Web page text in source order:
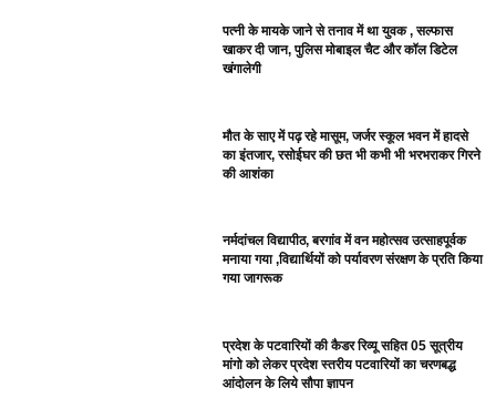
पत्नी के मायके जाने से तनाव में था युवक , सल्फास
खाकर दी जान, पुलिस मोबाइल चैट और कॉल डिटेल
खंगालेगी
मौत के साए में पढ़ रहे मासूम, जर्जर स्कूल भवन में हादसे
का इंतजार, रसोईघर की छत भी कभी भी भरभराकर गिरने
की आशंका
नर्मदांचल विद्यापीठ, बरगांव में वन महोत्सव उत्साहपूर्वक
मनाया गया ,विद्यार्थियों को पर्यावरण संरक्षण के प्रति किया
गया जागरूक
प्रदेश के पटवारियों की कैडर रिव्यू सहित 05 सूत्रीय
मांगो को लेकर प्रदेश स्तरीय पटवारियों का चरणबद्ध
आंदोलन के लिये सौपा ज्ञापन